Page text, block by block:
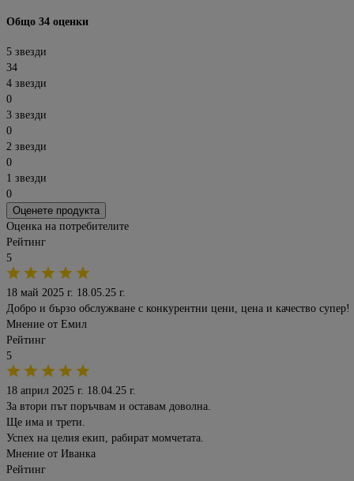
Общо 34 оценки
5 звезди
34
4 звезди
0
3 звезди
0
2 звезди
0
1 звезди
0
Оценете продукта
Оценка на потребителите
Рейтинг
5
18 май 2025 г. 18.05.25 г.
Добро и бързо обслужване с конкурентни цени, цена и качество супер!
Мнение от Емил
Рейтинг
5
18 април 2025 г. 18.04.25 г.
За втори път поръчвам и оставам доволна.
Ще има и трети.
Успех на целия екип, рабират момчетата.
Мнение от Иванка
Рейтинг